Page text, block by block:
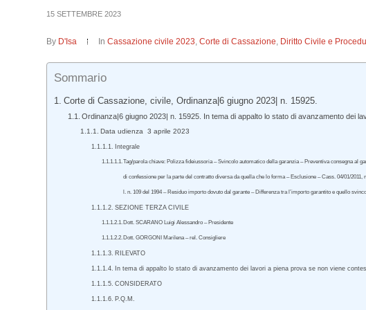
15 SETTEMBRE 2023
By D'Isa InCassazione civile 2023,Corte di Cassazione, Diritto Civile e
Sommario
Corte di Cassazione, civile, Ordinanza|6 giugno 2023| n. 15925.
Ordinanza|6 giugno 2023| n. 15925. In tema di appalto lo stato di avanzamento dei
Data udienza 3 aprile 2023
Integrale
Tag/parola chiave: Polizza fideiussoria – Svincolo automatico della garanzia – Preventiva consegna al
di confessione per la parte del contratto diversa da quella che lo forma – Esclusione – Cass. 04/01/
l. n. 109 del 1994 – Residuo importo dovuto dal garante – Differenza tra l’importo garantito e quello
SEZIONE TERZA CIVILE
Dott. SCARANO Luigi Alessandro – Presidente
Dott. GORGONI Marilena – rel. Consigliere
RILEVATO
In tema di appalto lo stato di avanzamento dei lavori a piena prova se non viene
CONSIDERATO
P.Q.M.